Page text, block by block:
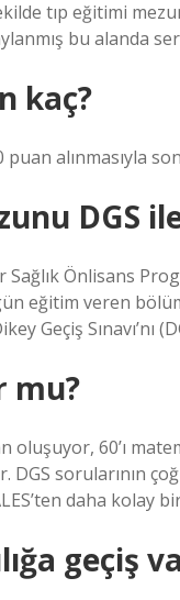
tıp eğitimi
bu alanda
kaç?
alınmasıyla
DGS
Önlisans
eğitim veren
Geçiş Sınavı’nı
mu?
oluşuyor, 60’ı
DGS sorularının
daha kolay
geçiş